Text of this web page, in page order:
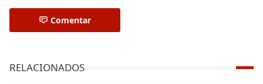
Comentar
RELACIONADOS